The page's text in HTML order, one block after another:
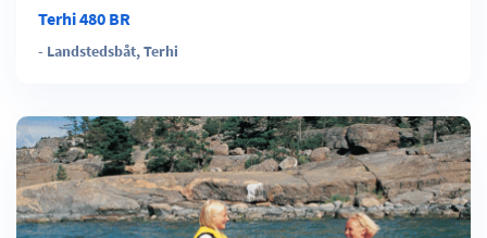
Terhi 480 BR
- Landstedsbåt,Terhi